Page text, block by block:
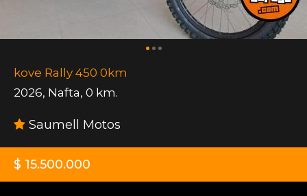
kove Rally 450 0km
2026, Nafta, 0 km.
Saumell Motos
$ 15.500.000